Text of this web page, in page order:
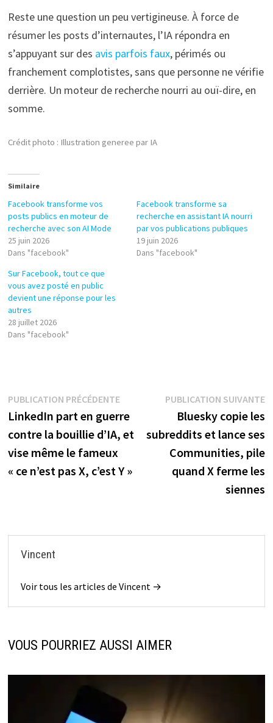
Reste une question un peu vertigineuse. À force de
résumer les posts d’internautes, l’IA répondra en
s’appuyant sur des avis parfois faux, périmés ou
franchement complotistes, sans que personne ne vérifie
derrière. Un moteur de recherche nourri au ouï-dire, en
somme.
Crédit photo : Illustration generee par IA
Similaire
Facebook transforme vos
posts publics en moteur de
recherche avec son AI Mode
25 juin 2026
Dans "facebook"
Facebook transforme sa
recherche en assistant IA nourri
par vos publications publiques
19 juin 2026
Dans "facebook"
Sur Facebook, tout ce que
vous avez posté en public
devient une réponse pour les
autres
28 juillet 2026
Dans "facebook"
Navigation
de
l’article
PUBLICATION PRÉCÉDENTEPublication
précédente :
LinkedIn part en guerre
contre la bouillie d’IA, et
vise même le fameux
« ce n’est pas X, c’est Y »
PUBLICATION SUIVANTE
Bluesky copie les
subreddits et lance ses
Communities, pile
quand X ferme les
siennes
Vincent
Voir tous les articles de Vincent →
VOUS POURRIEZ AUSSI AIMER